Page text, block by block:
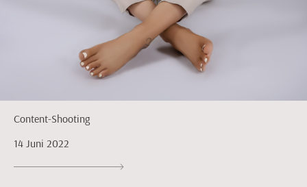
Content-Shooting
14 Juni 2022